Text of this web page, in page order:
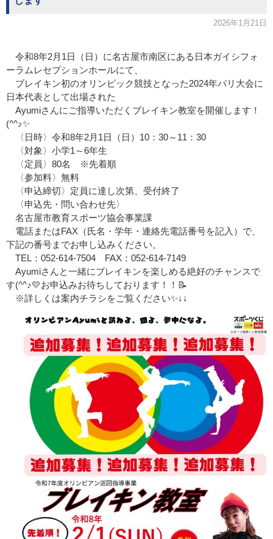
2026年1月21日
令和8年2月1日（日）に名古屋市南区にある日本ガイシフォ
ーラムレセプションホールにて、
ブレイキン初のオリンピック競技となった2024年パリ大会に
日本代表として出場された
Ayumiさんにご指導いただくブレイキン教室を開催します！
(^^♪✨
〈日時〉令和8年2月1日（日）10：30～11：30
〈対象〉小学1～6年生
〈定員〉80名 ※先着順
〈参加料〉無料
〈申込締切〉定員に達し次第、受付終了
〈申込先・問い合わせ先〉
名古屋市教育スポーツ協会事業課
電話またはFAX（氏名・学年・連絡先電話番号を記入）で、
下記の番号までお申し込みください。
TEL：052-614-7504 FAX：052-614-7149
Ayumiさんと一緒にブレイキンを楽しめる絶好のチャンスで
す(^^♪💛お申込みお待ちしております！！📝
※詳しくは案内チラシをご覧ください✨↓↓